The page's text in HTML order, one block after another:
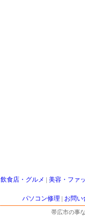
飲食店・グルメ 美容・ファ
パソコン修理
お問い
帯広市の事